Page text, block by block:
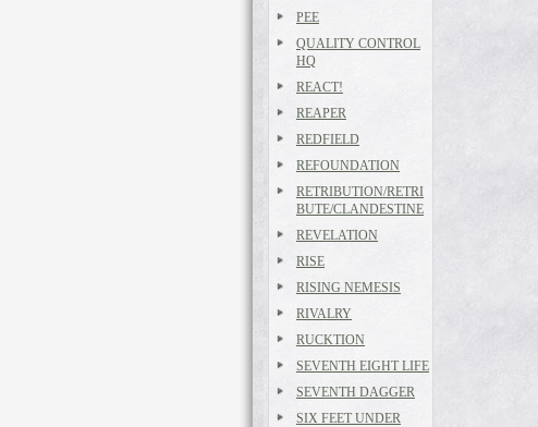
PEE
QUALITY CONTROL
HQ
REACT!
REAPER
REDFIELD
REFOUNDATION
RETRIBUTION/RETRI
BUTE/CLANDESTINE
REVELATION
RISE
RISING NEMESIS
RIVALRY
RUCKTION
SEVENTH EIGHT LIFE
SEVENTH DAGGER
SIX FEET UNDER